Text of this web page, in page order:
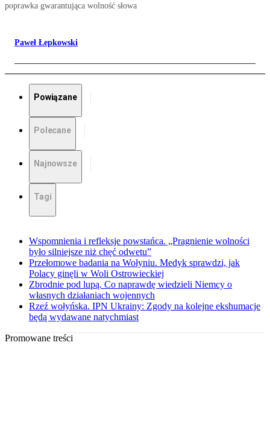
poprawka gwarantująca wolność słowa
Paweł Łepkowski
Powiązane
Polecane
Najnowsze
Tagi
Wspomnienia i refleksje powstańca. „Pragnienie wolności
było silniejsze niż chęć odwetu”
Przełomowe badania na Wołyniu. Medyk sprawdzi, jak
Polacy ginęli w Woli Ostrowieckiej
Zbrodnie pod lupą. Co naprawdę wiedzieli Niemcy o
własnych działaniach wojennych
Rzeź wołyńska. IPN Ukrainy: Zgody na kolejne ekshumacje
będą wydawane natychmiast
Promowane treści